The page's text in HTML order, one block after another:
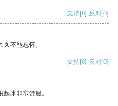
支持[0] 反对[0]
不能忘怀。
支持[0] 反对[0]
来非常舒服。